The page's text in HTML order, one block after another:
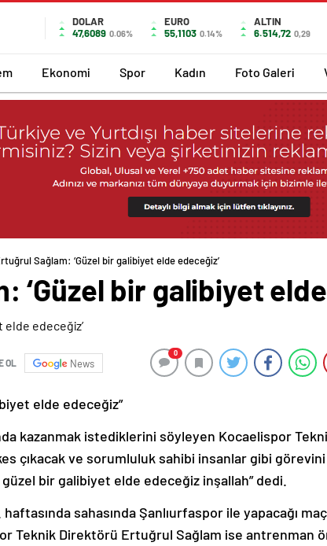
DOLAR
47,6089 0.06%
EURO
55,1103 0.14%
ALTIN
6.514,72 0,29
Ekonomi Spor Kadın Foto Galeri
Sağlam: ‘Güzel bir galibiyet elde edeceğiz’
‘Güzel bir galibiyet
OL News
0
elde edeceğiz”
kazanmak istediklerini söyleyen Kocaelispor
çıkacak ve sorumluluk sahibi insanlar gibi
bir galibiyet elde edeceğiz inşallah” dedi.
sahasında Şanlıurfaspor ile yapacağı
Teknik Direktörü Ertuğrul Sağlam ise antrenman